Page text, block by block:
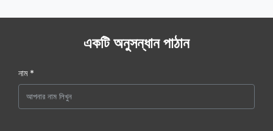
একটি অনুসন্ধান পাঠান
নাম *